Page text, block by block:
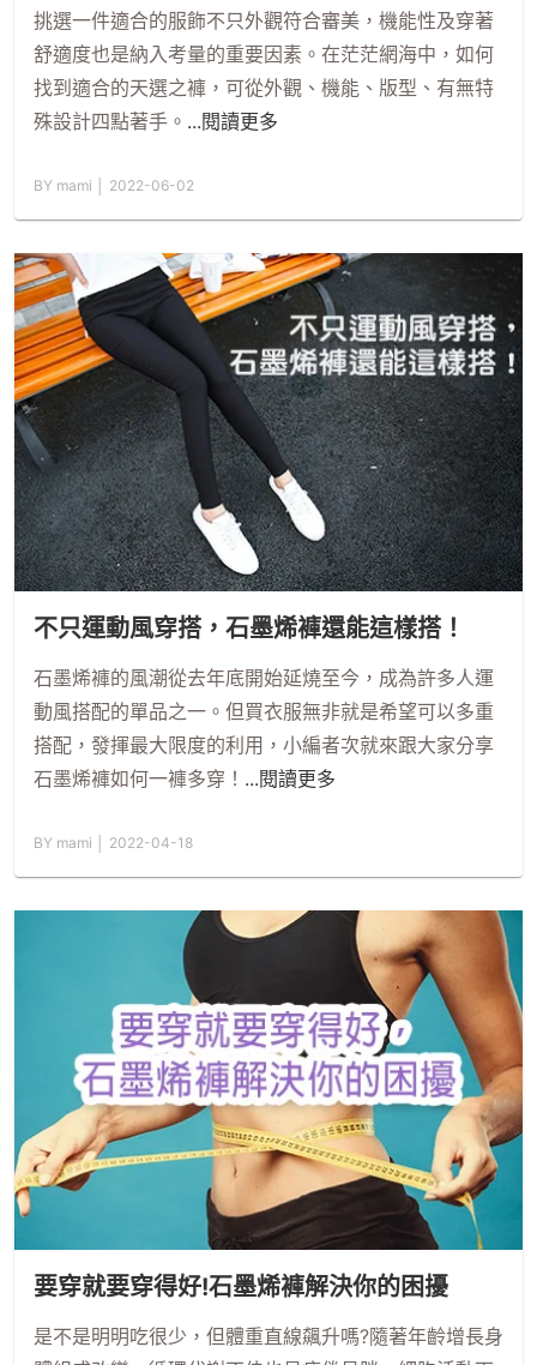
挑選一件適合的服飾不只外觀符合審美，機能性及穿著
舒適度也是納入考量的重要因素。在茫茫網海中，如何
找到適合的天選之褲，可從外觀、機能、版型、有無特
殊設計四點著手。 ...閱讀更多
BY mami │ 2022-06-02
不只運動風穿搭，石墨烯褲還能這樣搭！
石墨烯褲的風潮從去年底開始延燒至今，成為許多人運
動風搭配的單品之一。但買衣服無非就是希望可以多重
搭配，發揮最大限度的利用，小編者次就來跟大家分享
石墨烯褲如何一褲多穿！ ...閱讀更多
BY mami │ 2022-04-18
要穿就要穿得好!石墨烯褲解決你的困擾
是不是明明吃很少，但體重直線飆升嗎?隨著年齡增長身